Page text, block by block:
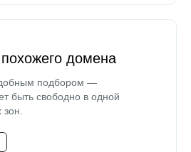
домена
подбором —
быть свободно в одной